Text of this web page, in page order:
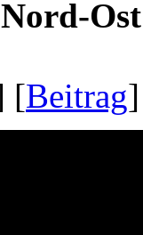
[Beitrag